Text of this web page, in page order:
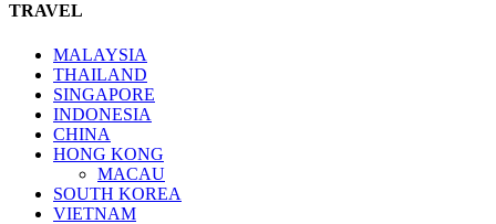
TRAVEL
MALAYSIA
THAILAND
SINGAPORE
INDONESIA
CHINA
HONG KONG
MACAU
SOUTH KOREA
VIETNAM